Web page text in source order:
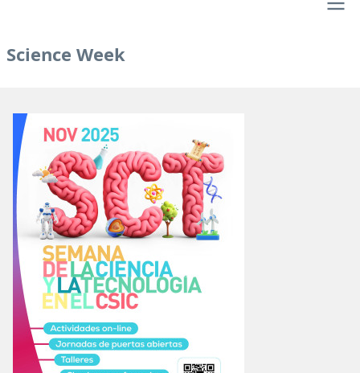
Main
Science Week
Image